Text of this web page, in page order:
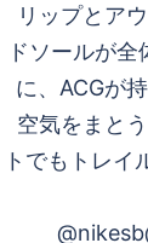
リップとア
ドソールが
に、ACGが
空気をまと
トでもトレイ